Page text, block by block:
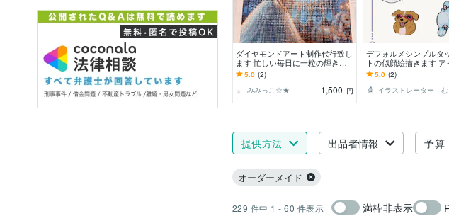
ダイヤモンドアート制作代行致し
ます 忙しい毎日に一粒の輝き
を。あなたの代わりに心を込めて
並べます
5.0 (2)
みみっこ☆★
1,500 円
デフォルメシンプルタ
トの似顔絵描きます ア
グッズ制作におすすめ！
5.0 (2)
イラストレーター
提供方法 出品者情報 予算
オーダーメイド
229 件中 1 - 60 件表示 満枠非表示